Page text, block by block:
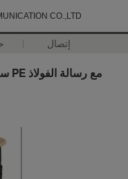
CO.,LTD
إتصال